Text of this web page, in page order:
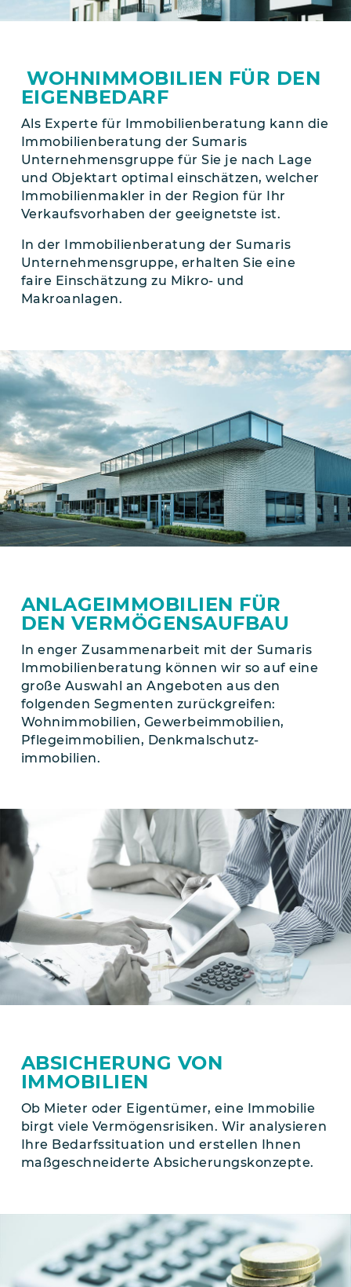
WOHNIMMOBILIEN FÜR DEN
EIGENBEDARF
Als Experte für Immobilien­beratung kann die
Immobilienberatung der Sumaris
Unternehmensgruppe für Sie je nach Lage
und Objektart optimal einschätzen, welcher
Immobilien­makler in der Region für Ihr
Verkaufs­vorhaben der geeignetste ist.
In der Immobilienberatung der Sumaris
Unternehmensgruppe, erhalten Sie eine
faire Einschätzung zu Mikro- und
Makroanlagen.
ANLAGE­IMMOBILIEN FÜR
DEN VERMÖGENS­AUFBAU
In enger Zusammenarbeit mit der Sumaris
Immobilienberatung können wir so auf eine
große Auswahl an Angeboten aus den
folgenden Segmenten zurückgreifen:
Wohnimmobilien, Gewerbe­­immobilien,
Pflegeimmobilien, Denkmalschutz­
immobilien.
ABSICHERUNG VON
IMMOBILIEN
Ob Mieter oder Eigentümer, eine Immobilie
birgt viele Vermögensrisiken. Wir analysieren
Ihre Bedarfssituation und erstellen Ihnen
maßgeschneiderte Absicherungs­konzepte.